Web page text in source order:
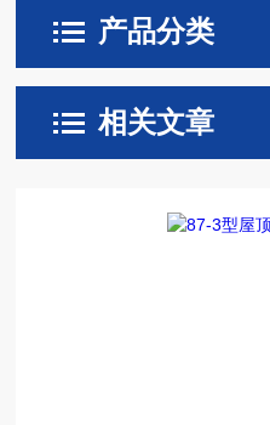
产品分类
相关文章